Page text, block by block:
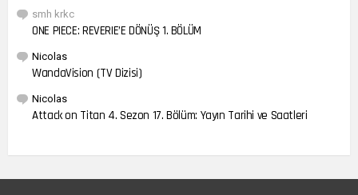
smh krkc
ONE PIECE: REVERIE’E DÖNÜŞ 1. BÖLÜM
Nicolas
WandaVision (TV Dizisi)
Nicolas
Attack on Titan 4. Sezon 17. Bölüm: Yayın Tarihi ve Saatleri